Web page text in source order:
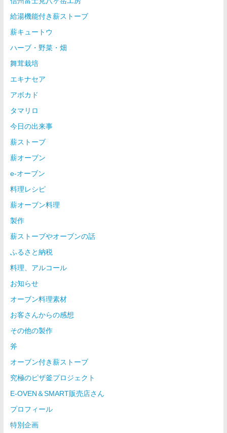
給湯機能付き薪ストーブ
薪キュートウ
ハーブ・野菜・畑
舞茸栽培
エキナセア
アボカド
タマリロ
今日の出来事
薪ストーブ
薪オーブン
e-オーブン
料理レシピ
薪オーブン料理
製作
薪ストーブやオーブンの話
ふるさと納税
料理、アルコール
お知らせ
オーブン料理素材
お客さんからの感想
その他の製作
斧
オーブン付き薪ストーブ
究極のピザ釜プロジェクト
E-OVEN＆SMART販売店さん
プロフィール
特別企画